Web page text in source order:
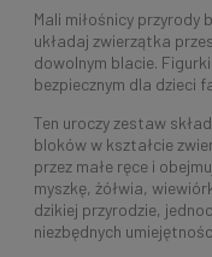
Mali miłośnicy przyrody
układaj zwierzątka
dowolnym blacie.
bezpiecznym dla dzieci
Ten uroczy zestaw
bloków w kształcie
przez małe ręce i
myszkę, żółwia,
dzikiej przyrodzie,
niezbędnych